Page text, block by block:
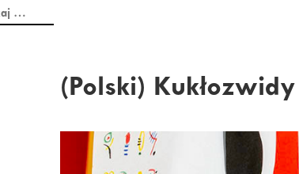
(Polski) Kukłozwidy